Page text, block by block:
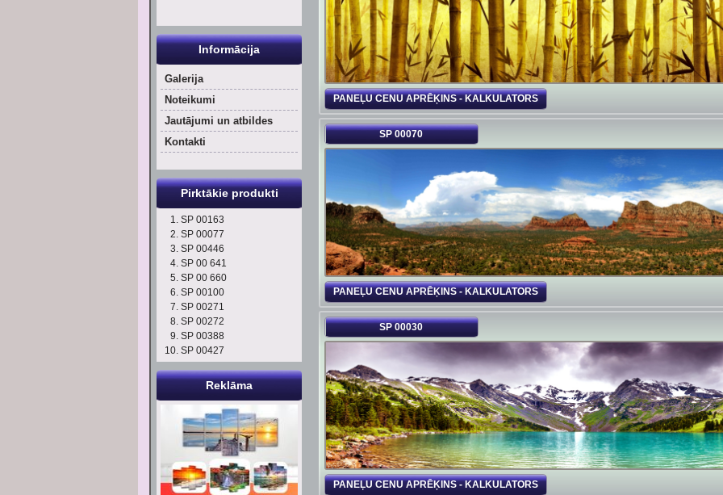
PANEĻU CENU APRĒĶINS - KALKULATORS
SP 00070
PANEĻU CENU APRĒĶINS - KALKULATORS
SP 00030
PANEĻU CENU APRĒĶINS - KALKULATORS
Informācija
Galerija
Noteikumi
Jautājumi un atbildes
Kontakti
Pirktākie produkti
SP 00163
SP 00077
SP 00446
SP 00 641
SP 00 660
SP 00100
SP 00271
SP 00272
SP 00388
SP 00427
Reklāma